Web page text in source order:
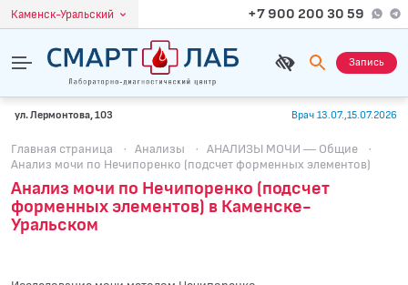
Каменск-Уральский +7 900 200 30 59
Запись
ул. Лермонтова, 103 Врач 13.07.,15.07.2026
Главная страница · Анализы · АНАЛИЗЫ МОЧИ — Общие
·
Анализ мочи по Нечипоренко (подсчет форменных элементов)
Анализ мочи по Нечипоренко (подсчет
форменных элементов) в Каменске-
Уральском